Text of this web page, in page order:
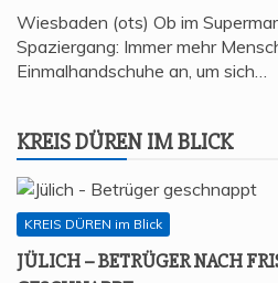
Wiesbaden (ots) Ob im
Spaziergang: Immer mehr
Einmalhandschuhe an, um sich…
KREIS DÜREN IM BLICK
KREIS DÜREN im Blick
JÜLICH – BETRÜ­GER NACH